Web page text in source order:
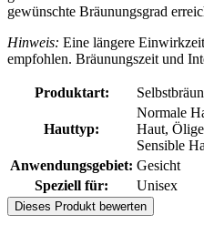
gewünschte Bräunungsgrad
Hinweis: Eine längere
empfohlen. Bräunungszeit und
Produktart:
Hauttyp:
Normale
Haut,
Sensible
Anwendungsgebiet: Gesicht
Speziell für:
Unisex
Dieses Produkt bewerten